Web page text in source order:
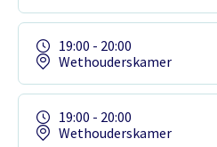
19:00 - 20:00
Wethouderskamer
19:00 - 20:00
Wethouderskamer